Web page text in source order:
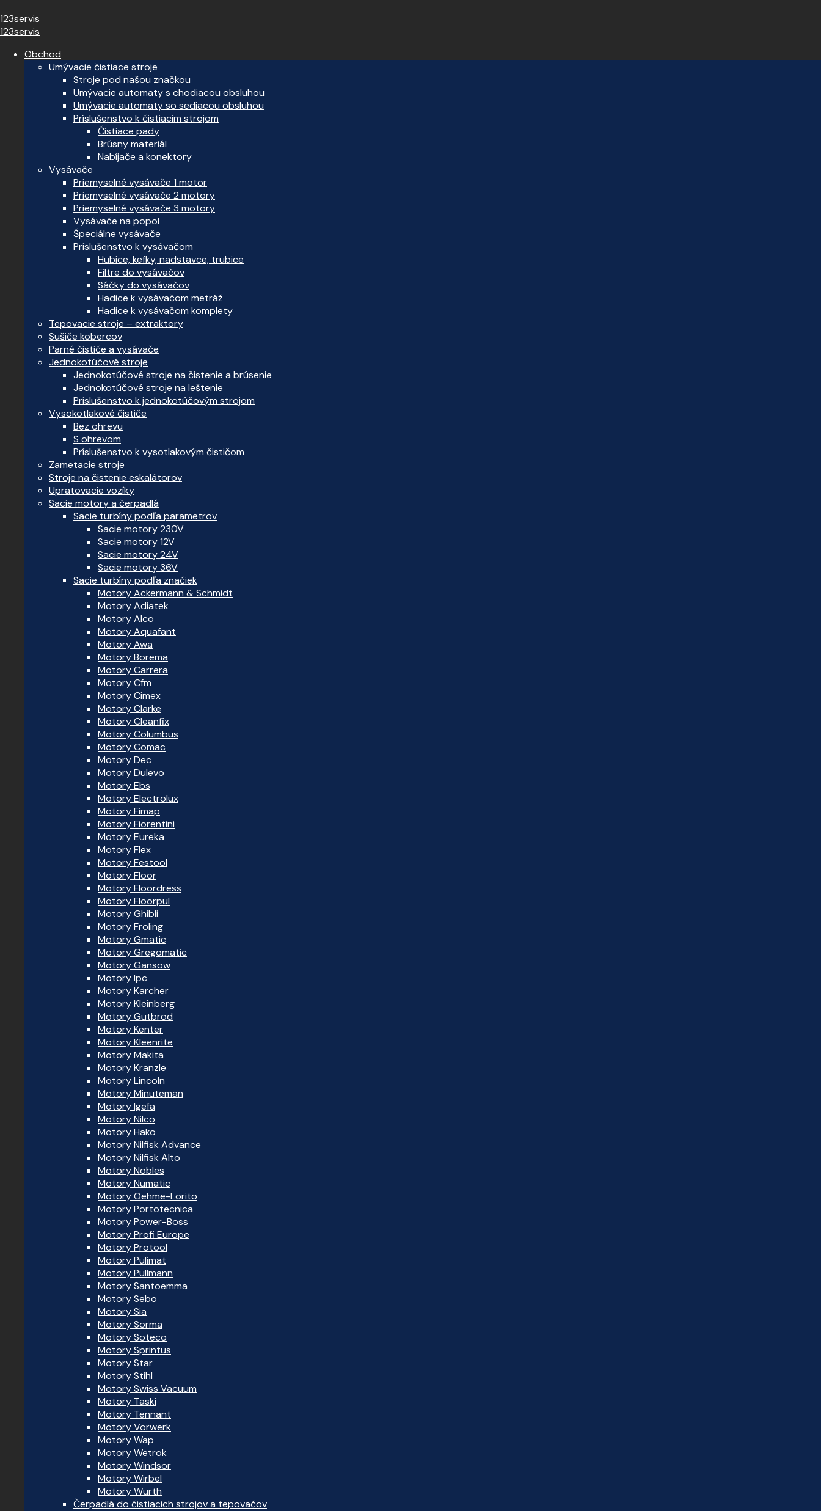
123servis
123servis
Obchod
Umývacie čistiace stroje
Stroje pod našou značkou
Umývacie automaty s chodiacou obsluhou
Umývacie automaty so sediacou obsluhou
Príslušenstvo k čistiacim strojom
Čistiace pady
Brúsny materiál
Nabíjače a konektory
Vysávače
Priemyselné vysávače 1 motor
Priemyselné vysávače 2 motory
Priemyselné vysávače 3 motory
Vysávače na popol
Špeciálne vysávače
Príslušenstvo k vysávačom
Hubice, kefky, nadstavce, trubice
Filtre do vysávačov
Sáčky do vysávačov
Hadice k vysávačom metráž
Hadice k vysávačom komplety
Tepovacie stroje – extraktory
Sušiče kobercov
Parné čističe a vysávače
Jednokotúčové stroje
Jednokotúčové stroje na čistenie a brúsenie
Jednokotúčové stroje na leštenie
Príslušenstvo k jednokotúčovým strojom
Vysokotlakové čističe
Bez ohrevu
S ohrevom
Príslušenstvo k vysotlakovým čističom
Zametacie stroje
Stroje na čistenie eskalátorov
Upratovacie vozíky
Sacie motory a čerpadlá
Sacie turbíny podľa parametrov
Sacie motory 230V
Sacie motory 12V
Sacie motory 24V
Sacie motory 36V
Sacie turbíny podľa značiek
Motory Ackermann & Schmidt
Motory Adiatek
Motory Alco
Motory Aquafant
Motory Awa
Motory Borema
Motory Carrera
Motory Cfm
Motory Cimex
Motory Clarke
Motory Cleanfix
Motory Columbus
Motory Comac
Motory Dec
Motory Dulevo
Motory Ebs
Motory Electrolux
Motory Fimap
Motory Fiorentini
Motory Eureka
Motory Flex
Motory Festool
Motory Floor
Motory Floordress
Motory Floorpul
Motory Ghibli
Motory Froling
Motory Gmatic
Motory Gregomatic
Motory Gansow
Motory Ipc
Motory Karcher
Motory Kleinberg
Motory Gutbrod
Motory Kenter
Motory Kleenrite
Motory Makita
Motory Kranzle
Motory Lincoln
Motory Minuteman
Motory Igefa
Motory Nilco
Motory Hako
Motory Nilfisk Advance
Motory Nilfisk Alto
Motory Nobles
Motory Numatic
Motory Oehme-Lorito
Motory Portotecnica
Motory Power-Boss
Motory Profi Europe
Motory Protool
Motory Pulimat
Motory Pullmann
Motory Santoemma
Motory Sebo
Motory Sia
Motory Sorma
Motory Soteco
Motory Sprintus
Motory Star
Motory Stihl
Motory Swiss Vacuum
Motory Taski
Motory Tennant
Motory Vorwerk
Motory Wap
Motory Wetrok
Motory Windsor
Motory Wirbel
Motory Wurth
Čerpadlá do čistiacich strojov a tepovačov